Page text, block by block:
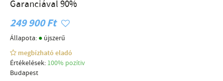
Garanciával 90%
249 900 Ft
Állapota: ● újszerű
megbízható eladó
Értékelések: 100% pozítiv
Budapest